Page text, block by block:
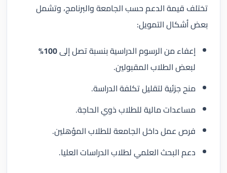
تختلف قيمة الدعم حسب الجامعة والبرنامج، وتشمل
بعض أشكال التمويل:
إعفاء من الرسوم الدراسية بنسبة تصل إلى100%
لبعض الطلاب المقبولين.
منح جزئية لتقليل تكلفة الدراسة.
مساعدات مالية للطلاب ذوي الحاجة.
فرص عمل داخل الجامعة للطلاب المؤهلين.
دعم البحث العلمي لطلاب الدراسات العليا.